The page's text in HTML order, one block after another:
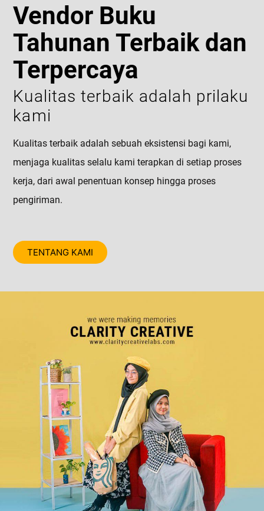
Vendor Buku
Tahunan Terbaik dan
Terpercaya
Kualitas terbaik adalah prilaku
kami
Kualitas terbaik adalah sebuah eksistensi bagi kami,
menjaga kualitas selalu kami terapkan di setiap proses
kerja, dari awal penentuan konsep hingga proses
pengiriman.
TENTANG KAMI